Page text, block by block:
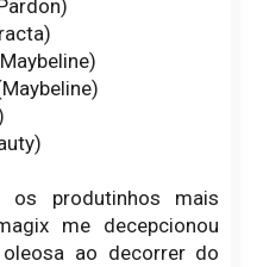
os produtinhos mais
me decepcionou
ao decorrer do